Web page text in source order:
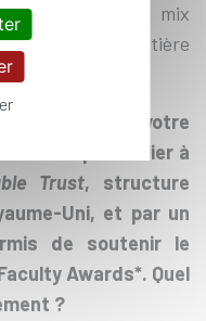
avec un bon mix
métiers à la frontière
de soutenir votre
à titre particulier à
Trust, structure
Uni, et par un
de soutenir le
Awards*. Quel
?